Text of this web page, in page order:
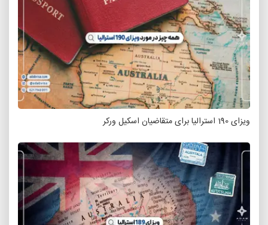
ویزای 190 استرالیا برای متقاضیان اسکیل ورکر